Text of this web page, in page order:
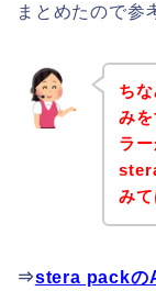
まとめたので参
ち
み
ラ
み
⇒stera packの